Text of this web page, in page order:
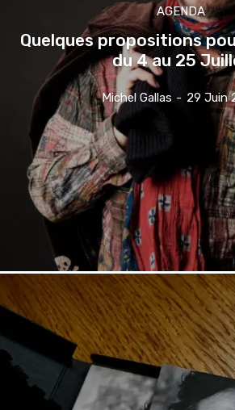
AGENDA
Quelques propositions
du 4 au 25
Michel Gallas - 29 Juin